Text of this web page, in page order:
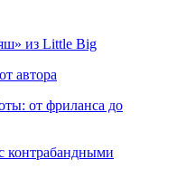
из Little Big
автора
от фриланса до
контрабандными